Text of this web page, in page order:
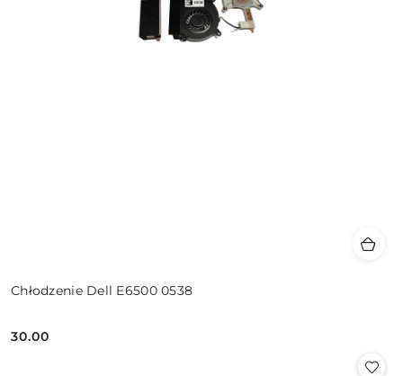
Chłodzenie Dell E6500 0538
Cena:
30.00